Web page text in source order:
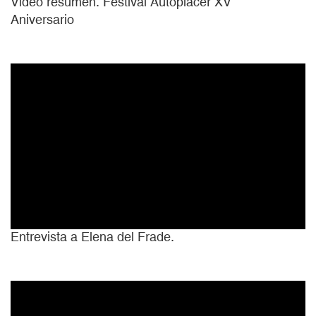
Aniversario
Entrevista a Elena del Frade.